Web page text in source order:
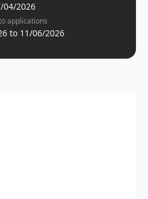
04/2026
applications
to 11/06/2026